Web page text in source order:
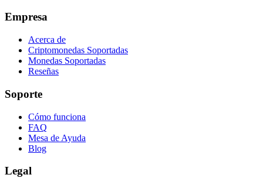
Empresa
Acerca de
Criptomonedas Soportadas
Monedas Soportadas
Reseñas
Soporte
Cómo funciona
FAQ
Mesa de Ayuda
Blog
Legal